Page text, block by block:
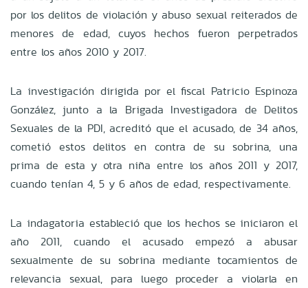
por los delitos de violación y abuso sexual reiterados de
menores de edad, cuyos hechos fueron perpetrados
entre los años 2010 y 2017.
La investigación dirigida por el fiscal Patricio Espinoza
González, junto a la Brigada Investigadora de Delitos
Sexuales de la PDI, acreditó que el acusado, de 34 años,
cometió estos delitos en contra de su sobrina, una
prima de esta y otra niña entre los años 2011 y 2017,
cuando tenían 4, 5 y 6 años de edad, respectivamente.
La indagatoria estableció que los hechos se iniciaron el
año 2011, cuando el acusado empezó a abusar
sexualmente de su sobrina mediante tocamientos de
relevancia sexual, para luego proceder a violarla en